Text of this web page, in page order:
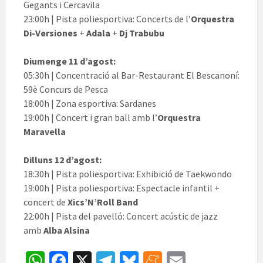
Gegants i Cercavila
23:00h | Pista poliesportiva: Concerts de l’Orquestra
Di-Versiones + Adala + Dj Trabubu
Diumenge 11 d’agost:
05:30h | Concentració al Bar-Restaurant El Bescanoní:
59è Concurs de Pesca
18:00h | Zona esportiva: Sardanes
19:00h | Concert i gran ball amb l’Orquestra
Maravella
Dilluns 12 d’agost:
18:30h | Pista poliesportiva: Exhibició de Taekwondo
19:00h | Pista poliesportiva: Espectacle infantil +
concert de Xics’N’Roll Band
22:00h | Pista del pavelló: Concert acústic de jazz
amb Alba Alsina